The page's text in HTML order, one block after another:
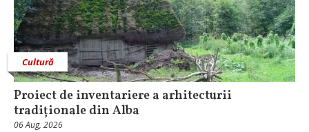
Cultură
Proiect de inventariere a arhitecturii
tradiționale din Alba
06 Aug, 2026